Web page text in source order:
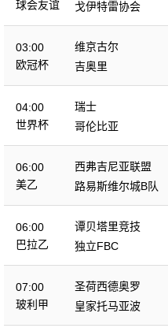
球会友谊
戈伊特雷协会
03:00
欧冠杯
维京古尔
吉奥里
04:00
世界杯
瑞士
哥伦比亚
06:00
美乙
西弗吉尼亚联盟
路易斯维尔城B队
06:00
巴拉乙
谭贝塔里竞技
独立FBC
07:00
玻利甲
圣荷西德奥罗
皇家托马亚波